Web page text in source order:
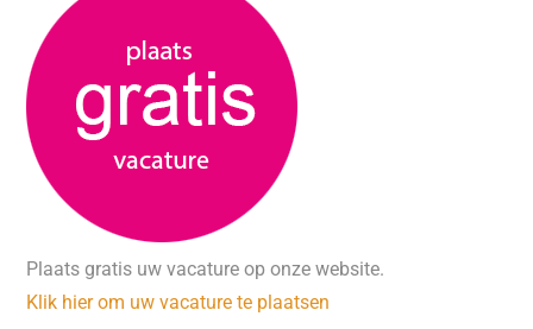
Plaats gratis uw vacature op onze website.
Klik hier om uw vacature te plaatsen